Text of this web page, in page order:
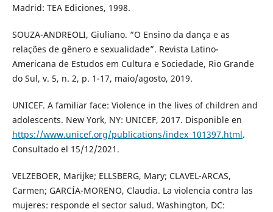
Madrid: TEA Ediciones, 1998.
SOUZA-ANDREOLI, Giuliano. “O Ensino da dança e as
relações de gênero e sexualidade”. Revista Latino-
Americana de Estudos em Cultura e Sociedade, Rio Grande
do Sul, v. 5, n. 2, p. 1-17, maio/agosto, 2019.
UNICEF. A familiar face: Violence in the lives of children and
adolescents. New York, NY: UNICEF, 2017. Disponible en
https://www.unicef.org/publications/index_101397.html.
Consultado el 15/12/2021.
VELZEBOER, Marijke; ELLSBERG, Mary; CLAVEL-ARCAS,
Carmen; GARCÍA-MORENO, Claudia. La violencia contra las
mujeres: responde el sector salud. Washington, DC: